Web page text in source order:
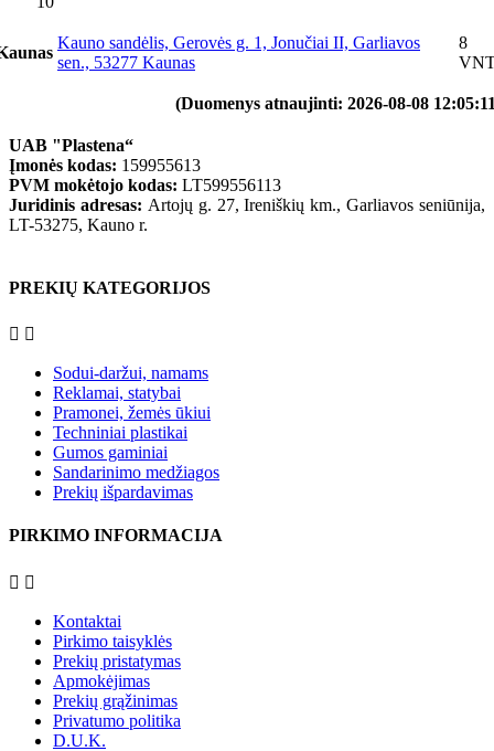
Kauno sandėlis, Gerovės g. 1, Jonučiai II, Garliavos
sen., 53277 Kaunas
8
(Duomenys atnaujinti: 2026-08-08
UAB "Plastena“
Įmonės kodas: 159955613
PVM mokėtojo kodas: LT599556113
Juridinis adresas: Artojų g. 27, Ireniškių km., Garliavos seniūnija,
LT-53275, Kauno r.
PREKIŲ KATEGORIJOS
 
Sodui-daržui, namams
Reklamai, statybai
Pramonei, žemės ūkiui
Techniniai plastikai
Gumos gaminiai
Sandarinimo medžiagos
Prekių išpardavimas
PIRKIMO INFORMACIJA
 
Kontaktai
Pirkimo taisyklės
Prekių pristatymas
Apmokėjimas
Prekių grąžinimas
Privatumo politika
D.U.K.